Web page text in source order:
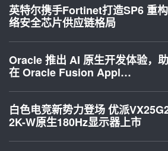
英特尔携手Fortinet打造SP6 重
络安全芯片供应链格局
Oracle 推出 AI 原生开发体验，
在 Oracle Fusion Appl…
白色电竞新势力登场 优派
2K-W原生180Hz显示器上市